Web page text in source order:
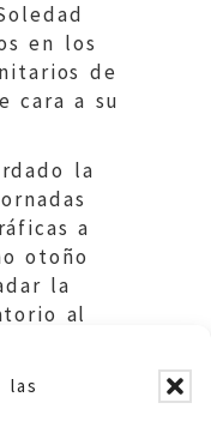
las
en los
de
cara a su
la
a
otoño
la
al
y